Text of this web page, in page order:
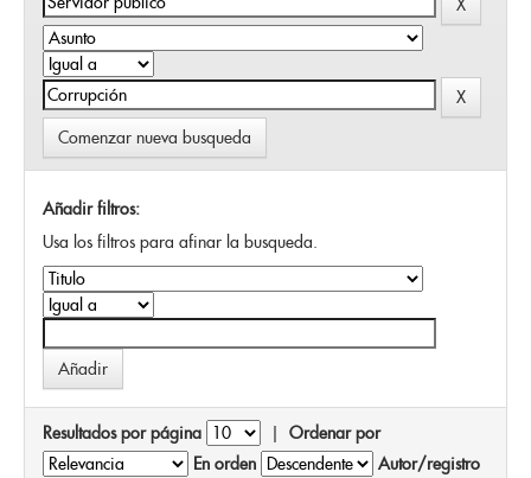
Comenzar nueva busqueda
Añadir filtros:
Usa los filtros para afinar la busqueda.
Resultados por página | Ordenar por
En orden
Autor/registro